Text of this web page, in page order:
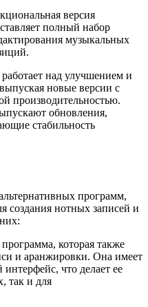
версия
полный набор
музыкальных
над улучшением и
новые версии с
производительностью.
обновления,
стабильность
программ,
создания нотных записей и
которая также
и аранжировки. Она имеет
что делает ее
так и для